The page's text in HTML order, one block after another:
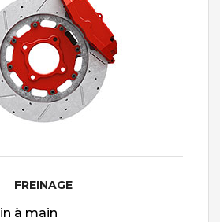
FREINAGE
à main